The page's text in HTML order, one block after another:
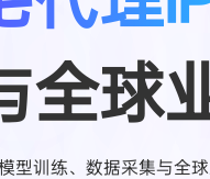
全球
型训练、数据采集与全